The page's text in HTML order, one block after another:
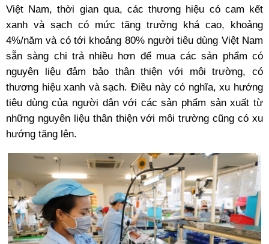
Việt Nam, thời gian qua, các thương hiệu có cam kết
xanh và sạch có mức tăng trưởng khá cao, khoảng
4%/năm và có tới khoảng 80% người tiêu dùng Việt Nam
sẵn sàng chi trả nhiều hơn để mua các sản phẩm có
nguyên liệu đảm bảo thân thiện với môi trường, có
thương hiệu xanh và sạch. Điều này có nghĩa, xu hướng
tiêu dùng của người dân với các sản phẩm sản xuất từ
những nguyên liệu thân thiện với môi trường cũng có xu
hướng tăng lên.